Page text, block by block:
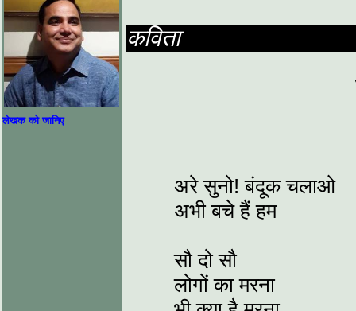
लेखक को जानिए
कविता
अरे सुनो! बंदूक चलाओ
अभी बचे हैं हम
सौ दो सौ
लोगों का मरना